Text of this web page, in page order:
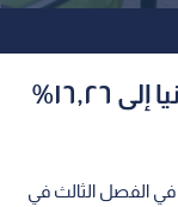
في إسبانيا إلى 16,26 بالمئة في الفصل الثالث في